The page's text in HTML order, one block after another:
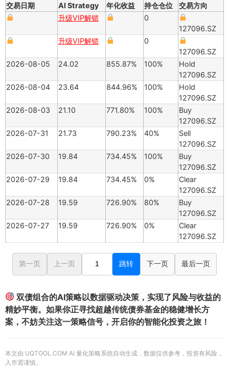
交易日期 AI Strategy 年化收益 持仓仓位
交易方向
升级VIP解锁
0
127096.SZ
升级VIP解锁
0
127096.SZ
2026-08-05
24.02 855.87% 100%
Hold
127096.SZ
2026-08-04
23.64 844.96% 100%
Hold
127096.SZ
2026-08-03
21.10 771.80% 100%
Buy
127096.SZ
2026-07-31
21.73 790.23% 40%
Sell
127096.SZ
2026-07-30
19.84 734.45% 100%
Buy
127096.SZ
2026-07-29
19.84 734.45% 0%
Clear
127096.SZ
2026-07-28
19.59 726.90% 80%
Buy
127096.SZ
2026-07-27
19.59 726.90% 0%
Clear
127096.SZ
第一页 上一页 跳转 下一页 最后一页
双债组合的AI策略以数据驱动决策，实现了风险与收益的
精妙平衡。如果你正寻找超越传统债券基金的稳健增长方
案，不妨关注这一策略信号，开启你的智能化投资之旅！
本文由 UQTOOL.COM AI 量化策略系统自动生成，数据仅供参考，投资有风险，
入市需谨慎。